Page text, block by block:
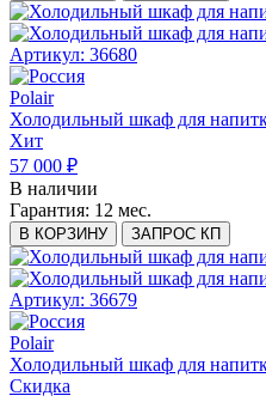
Артикул: 36680
Polair
Холодильный шкаф для
Хит
57 000 ₽
В наличии
Гарантия: 12 мес.
В КОРЗИНУ ЗАПРОС КП
Артикул: 36679
Polair
Холодильный шкаф для
Скидка